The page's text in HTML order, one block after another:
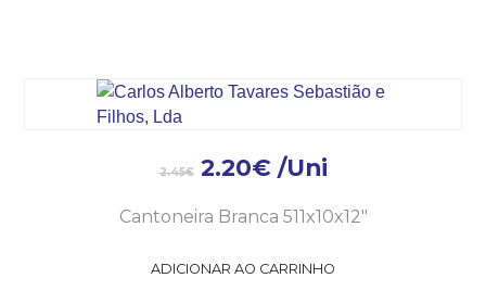
2.45€ 2.20€ /Uni
Cantoneira Branca 511x10x12″
ADICIONAR AO CARRINHO